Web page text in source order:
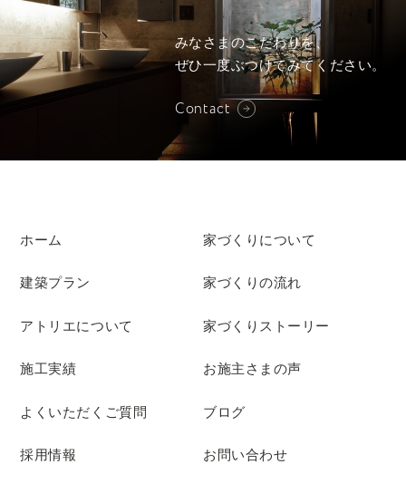
みなさまのこだわりを、
ぜひ一度ぶつけてみてください。
Contact
ホーム 家づくりについて
建築プラン 家づくりの流れ
アトリエについて 家づくりストーリー
施工実績 お施主さまの声
よくいただくご質問 ブログ
採用情報 お問い合わせ